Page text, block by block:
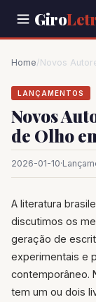
Giro
Home/Novos
LANÇAMENTOS
Novos
de Olho
2026-01-10·
A literatura
discutimos os
geração de
experimentais e
contemporâneo.
tem um ou dois